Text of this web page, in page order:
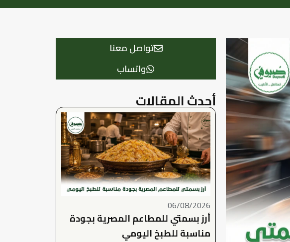
تواصل معنا
واتساب
أحدث المقالات
06/08/2026
أرز بسمتي للمطاعم المصرية بجودة
مناسبة للطبخ اليومي